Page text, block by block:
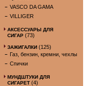
VASCO DA GAMA
VILLIGER
АКСЕССУАРЫ ДЛЯ
СИГАР (73)
ЗАЖИГАЛКИ (125)
Газ, бензин, кремни, чехлы
Спички
МУНДШТУКИ ДЛЯ
СИГАРЕТ (4)